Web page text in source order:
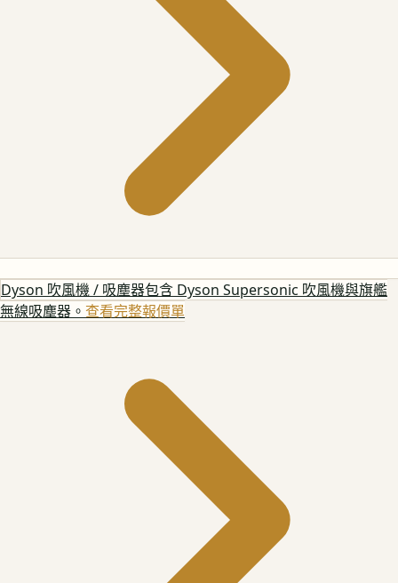
Dyson 吹風機 / 吸塵器包含 Dyson Supersonic 吹風機與旗艦
無線吸塵器。 查看完整報價單